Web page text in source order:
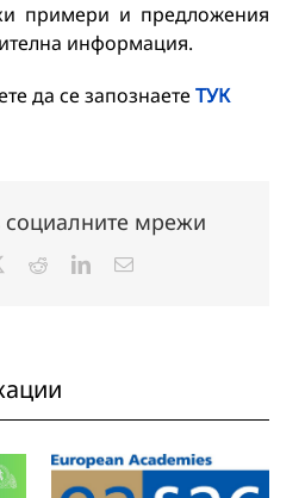
примери и предложения
информация.
да се запознаете ТУК
социалните мрежи
RedditLinkedInЕлектронна